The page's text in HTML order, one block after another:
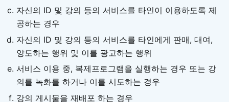
자신의 ID 및 강의 등의 서비스를 타인이 이용하도록 제
공하는 경우
자신의 ID 및 강의 등의 서비스를 타인에게 판매, 대여,
양도하는 행위 및 이를 광고하는 행위
서비스 이용 중, 복제프로그램을 실행하는 경우 또는 강
의를 녹화를 하거나 이를 시도하는 경우
강의 게시물을 재배포 하는 경우